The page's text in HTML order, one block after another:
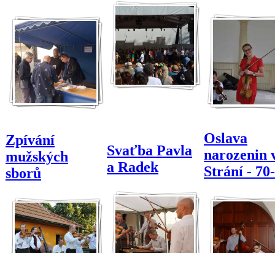
Zpívání
mužských
sborů
Svaťba Pavla
a Radek
Oslava
narozenin
Strání -